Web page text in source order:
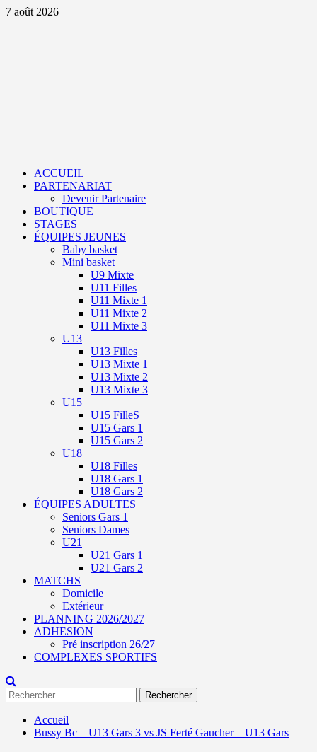
Aller
7 août 2026
ACCUEIL
PARTENARIAT
Devenir Partenaire
BOUTIQUE
STAGES
ÉQUIPES JEUNES
Baby basket
Mini basket
U9 Mixte
U11 Filles
U11 Mixte 1
U11 Mixte 2
U11 Mixte 3
U13
U13 Filles
U13 Mixte 1
U13 Mixte 2
U13 Mixte 3
U15
U15 FilleS
U15 Gars 1
U15 Gars 2
U18
U18 Filles
U18 Gars 1
U18 Gars 2
ÉQUIPES ADULTES
Seniors Gars 1
Seniors Dames
U21
U21 Gars 1
U21 Gars 2
MATCHS
Domicile
Extérieur
PLANNING 2026/2027
ADHESION
Pré inscription 26/27
COMPLEXES SPORTIFS
Rechercher :
Accueil
Bussy Bc – U13 Gars 3 vs JS Ferté Gaucher – U13 Gars